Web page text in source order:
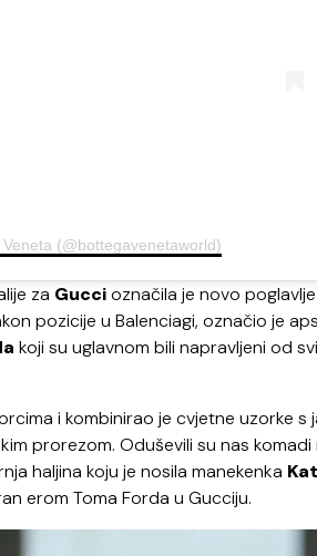
(@bottegavenetaworld)
za Guccioznačila je novo
pozicije u Balenciagi, označio je
koji su uglavnom bili napravljeni od
i kombinirao je cvjetne uzorke s
prorezom. Oduševili su nas
haljina koju je nosila manekenka
erom Toma Forda u Gucciju.